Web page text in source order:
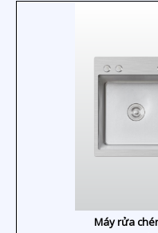
Máy rửa